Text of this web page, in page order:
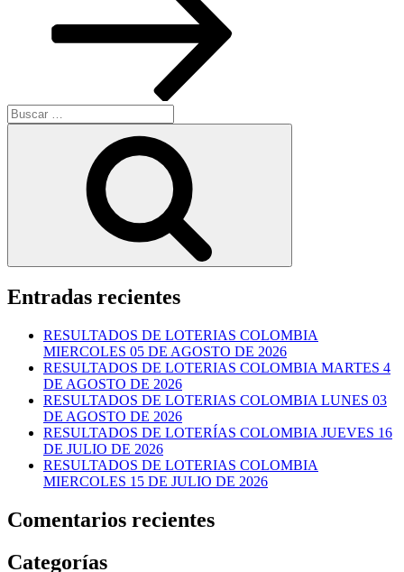
Buscar
por:
Entradas recientes
RESULTADOS DE LOTERIAS COLOMBIA
MIERCOLES 05 DE AGOSTO DE 2026
RESULTADOS DE LOTERIAS COLOMBIA MARTES 4
DE AGOSTO DE 2026
RESULTADOS DE LOTERIAS COLOMBIA LUNES 03
DE AGOSTO DE 2026
RESULTADOS DE LOTERÍAS COLOMBIA JUEVES 16
DE JULIO DE 2026
RESULTADOS DE LOTERIAS COLOMBIA
MIERCOLES 15 DE JULIO DE 2026
Comentarios recientes
Categorías